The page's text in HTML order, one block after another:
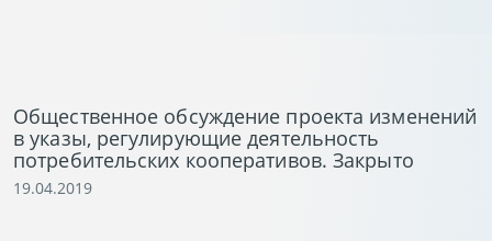
Общественное обсуждение проекта изменений
в указы, регулирующие деятельность
потребительских кооперативов. Закрыто
19.04.2019